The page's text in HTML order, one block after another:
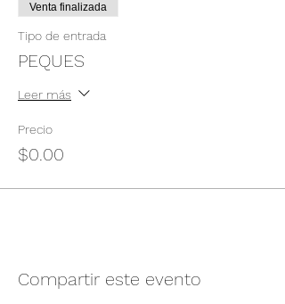
Venta finalizada
Tipo de entrada
PEQUES
Leer más
Precio
$0.00
Compartir este evento